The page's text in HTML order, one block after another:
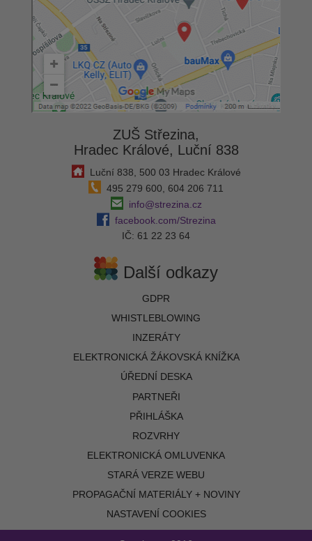
ZUŠ Střezina,
Hradec Králové, Luční 838
Luční 838, 500 03 Hradec Králové
495 279 600, 604 206 711
info@strezina.cz
facebook.com/Strezina
IČ: 61 22 23 64
Další odkazy
GDPR
WHISTLEBLOWING
INZERÁTY
ELEKTRONICKÁ ŽÁKOVSKÁ KNÍŽKA
ÚŘEDNÍ DESKA
PARTNEŘI
PŘIHLÁŠKA
ROZVRHY
ELEKTRONICKÁ OMLUVENKA
STARÁ VERZE WEBU
PROPAGAČNÍ MATERIÁLY + NOVINY
NASTAVENÍ COOKIES